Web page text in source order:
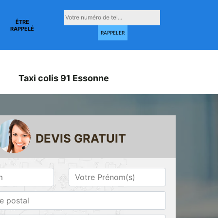
ÊTRE
RAPPELÉ
Taxi colis 91 Essonne
Taxi conventionné
91 Essonne
Essonne
DEVIS GRATUIT